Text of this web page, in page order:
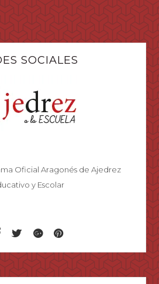
SOCIALES
Oficial Aragonés de Ajedrez
y Escolar